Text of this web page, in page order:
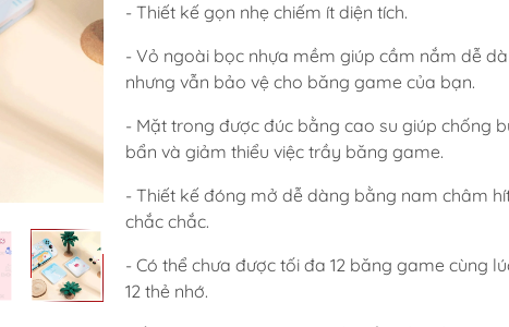
- Thiết kế gọn nhẹ chiếm ít diện tích.
- Vỏ ngoài bọc nhựa mềm giúp cầm nắm dễ
nhưng vẫn bảo vệ cho băng game của bạn.
- Mặt trong được đúc bằng cao su giúp chống
bẩn và giảm thiểu việc trầy băng game.
- Thiết kế đóng mở dễ dàng bằng nam châm
chắc chắc.
- Có thể chưa được tối đa 12 băng game cùng
12 thẻ nhớ.